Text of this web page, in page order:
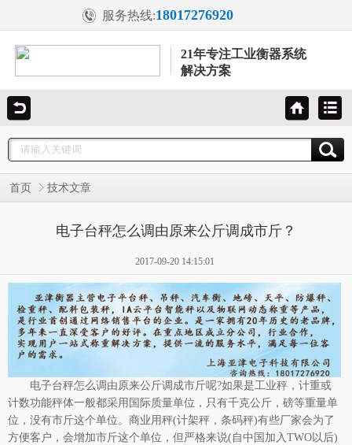
服务热线:18017276920
21年专注工业衡器系统
解决方案
首页 技术文章
电子台秤怎么调由原来公斤调成市斤？
2017-09-20 14:15:01
电子台秤怎么调由原来公斤调成市斤呢?如果是工业秤，计重或
计数功能秤体一般都采用国际质量单位，只有千克公斤，磅等重量单
位，没有市斤这个单位。商业用秤(计架秤，条码秤)有些厂家会为了
方便客户，会增加市斤这个单位，但严格来说(自中国加入TWO以后)